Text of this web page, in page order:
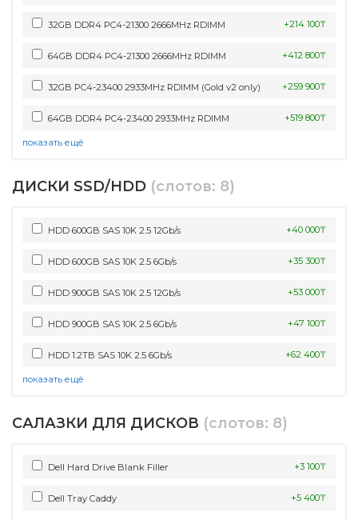
32GB DDR4 PC4-21300 2666MHz RDIMM +214 100₸
64GB DDR4 PC4-21300 2666MHz RDIMM +412 800₸
32GB PC4-23400 2933MHz RDIMM (Gold v2 only) +259 900₸
64GB DDR4 PC4-23400 2933MHz RDIMM +519 800₸
показать ещё
ДИСКИ SSD/HDD (слотов: 8)
HDD 600GB SAS 10K 2.5 12Gb/s +40 000₸
HDD 600GB SAS 10K 2.5 6Gb/s +35 300₸
HDD 900GB SAS 10K 2.5 12Gb/s +53 000₸
HDD 900GB SAS 10K 2.5 6Gb/s +47 100₸
HDD 1.2TB SAS 10K 2.5 6Gb/s +62 400₸
показать ещё
САЛАЗКИ ДЛЯ ДИСКОВ (слотов: 8)
Dell Hard Drive Blank Filler +3 100₸
Dell Tray Caddy +5 400₸